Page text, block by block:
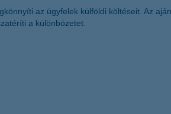
az ügyfelek külföldi költéseit. Az
a különbözetet.